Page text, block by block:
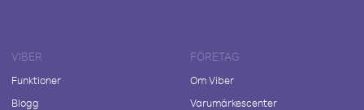
VIBER
Funktioner
Blogg
FÖRETAG
Om Viber
Varumärkescenter